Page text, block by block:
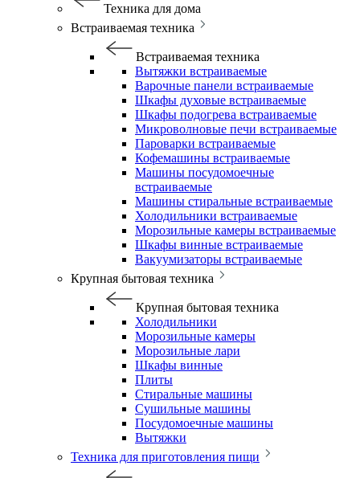
Техника для дома
Встраиваемая техника
Встраиваемая техника
Вытяжки встраиваемые
Варочные панели встраиваемые
Шкафы духовые встраиваемые
Шкафы подогрева встраиваемые
Микроволновые печи встраиваемые
Пароварки встраиваемые
Кофемашины встраиваемые
Машины посудомоечные
встраиваемые
Машины стиральные встраиваемые
Холодильники встраиваемые
Морозильные камеры встраиваемые
Шкафы винные встраиваемые
Вакуумизаторы встраиваемые
Крупная бытовая техника
Крупная бытовая техника
Холодильники
Морозильные камеры
Морозильные лари
Шкафы винные
Плиты
Стиральные машины
Сушильные машины
Посудомоечные машины
Вытяжки
Техника для приготовления пищи